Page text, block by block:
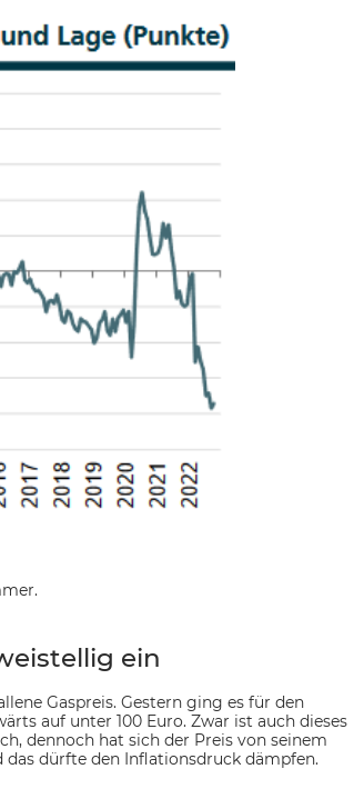
ein
Gaspreis. Gestern ging es für den
auf unter 100 Euro. Zwar ist auch dieses
dennoch hat sich der Preis von seinem
das dürfte den Inflationsdruck dämpfen.